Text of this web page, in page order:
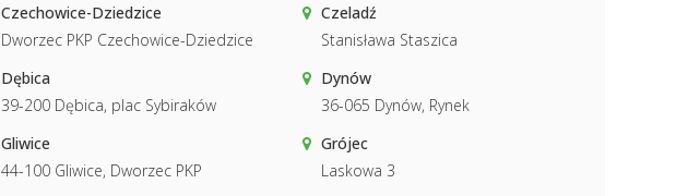
Czechowice-Dziedzice
Dworzec PKP Czechowice-Dziedzice
Czeladź
Stanisława Staszica
Dębica
39-200 Dębica, plac Sybiraków
Dynów
36-065 Dynów, Rynek
Gliwice
44-100 Gliwice, Dworzec PKP
Grójec
Laskowa 3